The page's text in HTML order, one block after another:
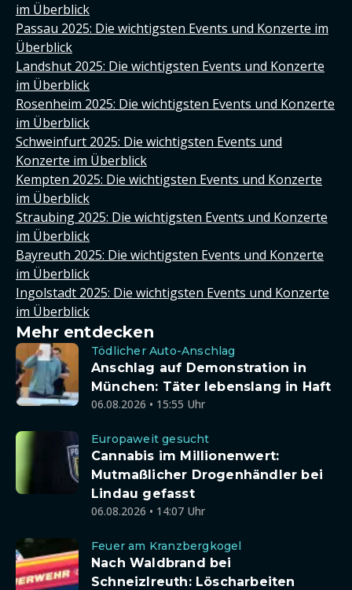
im Überblick
Passau 2025: Die wichtigsten Events und Konzerte im
Überblick
Landshut 2025: Die wichtigsten Events und Konzerte
im Überblick
Rosenheim 2025: Die wichtigsten Events und Konzerte
im Überblick
Schweinfurt 2025: Die wichtigsten Events und
Konzerte im Überblick
Kempten 2025: Die wichtigsten Events und Konzerte
im Überblick
Straubing 2025: Die wichtigsten Events und Konzerte
im Überblick
Bayreuth 2025: Die wichtigsten Events und Konzerte
im Überblick
Ingolstadt 2025: Die wichtigsten Events und Konzerte
im Überblick
Mehr entdecken
Tödlicher Auto-Anschlag
Anschlag auf Demonstration in
München: Täter lebenslang in Haft
06.08.2026 • 15:55 Uhr
Europaweit gesucht
Cannabis im Millionenwert:
Mutmaßlicher Drogenhändler bei
Lindau gefasst
06.08.2026 • 14:07 Uhr
Feuer am Kranzbergkogel
Nach Waldbrand bei
Schneizlreuth: Löscharbeiten